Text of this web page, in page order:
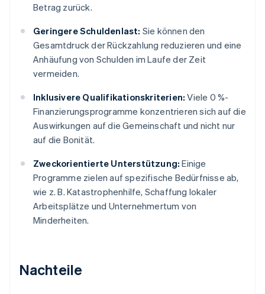
Betrag zurück.
Geringere Schuldenlast: Sie können den
Gesamtdruck der Rückzahlung reduzieren und eine
Anhäufung von Schulden im Laufe der Zeit
vermeiden.
Inklusivere Qualifikationskriterien: Viele 0 %-
Finanzierungsprogramme konzentrieren sich auf die
Auswirkungen auf die Gemeinschaft und nicht nur
auf die Bonität.
Zweckorientierte Unterstützung: Einige
Programme zielen auf spezifische Bedürfnisse ab,
wie z. B. Katastrophenhilfe, Schaffung lokaler
Arbeitsplätze und Unternehmertum von
Minderheiten.
Nachteile